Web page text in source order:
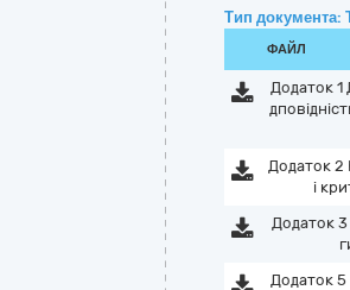
Тип документа:
ФАЙЛ
Додаток 1
Додаток 2
і
Додаток 3
Додаток